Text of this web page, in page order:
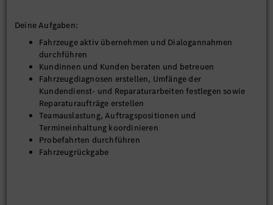
Deine Aufgaben:
Fahrzeuge aktiv übernehmen und Dialogannahmen
durchführen
Kundinnen und Kunden beraten und betreuen
Fahrzeugdiagnosen erstellen, Umfänge der
Kundendienst- und Reparaturarbeiten festlegen sowie
Reparaturaufträge erstellen
Teamauslastung, Auftragspositionen und
Termineinhaltung koordinieren
Probefahrten durchführen
Fahrzeugrückgabe